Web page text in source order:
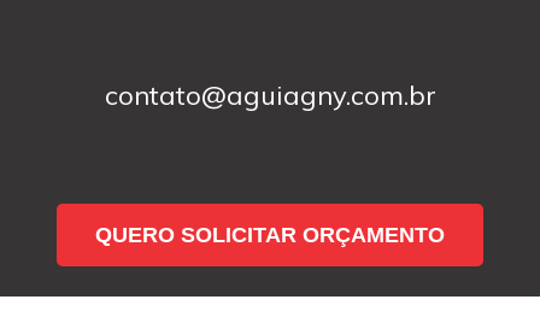
contato@aguiagny.com.br
QUERO SOLICITAR ORÇAMENTO